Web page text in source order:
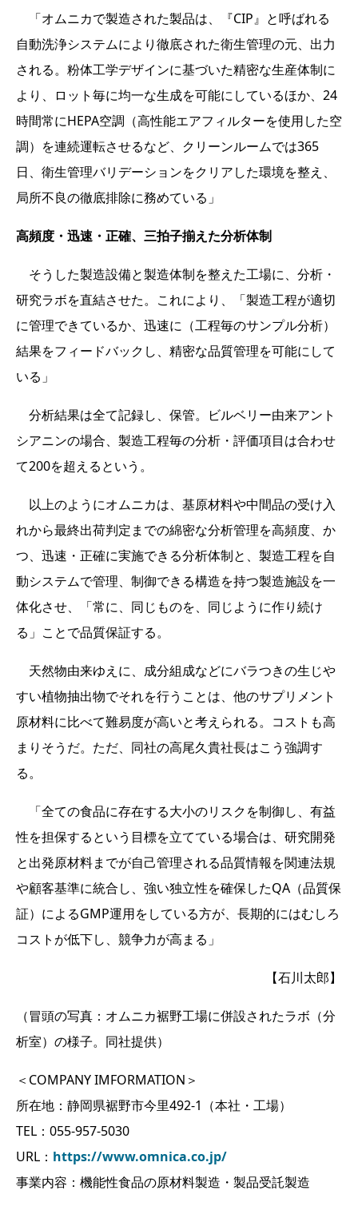
「オムニカで製造された製品は、『CIP』と呼ばれる
自動洗浄システムにより徹底された衛生管理の元、出力
される。粉体工学デザインに基づいた精密な生産体制に
より、ロット毎に均一な生成を可能にしているほか、24
時間常にHEPA空調（高性能エアフィルターを使用した空
調）を連続運転させるなど、クリーンルームでは365
日、衛生管理バリデーションをクリアした環境を整え、
局所不良の徹底排除に務めている」
高頻度・迅速・正確、三拍子揃えた分析体制
そうした製造設備と製造体制を整えた工場に、分析・
研究ラボを直結させた。これにより、「製造工程が適切
に管理できているか、迅速に（工程毎のサンプル分析）
結果をフィードバックし、精密な品質管理を可能にして
いる」
分析結果は全て記録し、保管。ビルベリー由来アント
シアニンの場合、製造工程毎の分析・評価項目は合わせ
て200を超えるという。
以上のようにオムニカは、基原材料や中間品の受け入
れから最終出荷判定までの綿密な分析管理を高頻度、か
つ、迅速・正確に実施できる分析体制と、製造工程を自
動システムで管理、制御できる構造を持つ製造施設を一
体化させ、「常に、同じものを、同じように作り続け
る」ことで品質保証する。
天然物由来ゆえに、成分組成などにバラつきの生じや
すい植物抽出物でそれを行うことは、他のサプリメント
原材料に比べて難易度が高いと考えられる。コストも高
まりそうだ。ただ、同社の高尾久貴社長はこう強調す
る。
「全ての食品に存在する大小のリスクを制御し、有益
性を担保するという目標を立てている場合は、研究開発
と出発原材料までが自己管理される品質情報を関連法規
や顧客基準に統合し、強い独立性を確保したQA（品質保
証）によるGMP運用をしている方が、長期的にはむしろ
コストが低下し、競争力が高まる」
【石川太郎】
（冒頭の写真：オムニカ裾野工場に併設されたラボ（分
析室）の様子。同社提供）
＜COMPANY IMFORMATION＞
所在地：静岡県裾野市今里492-1（本社・工場）
TEL：055-957-5030
URL： https://www.omnica.co.jp/
事業内容：機能性食品の原材料製造・製品受託製造